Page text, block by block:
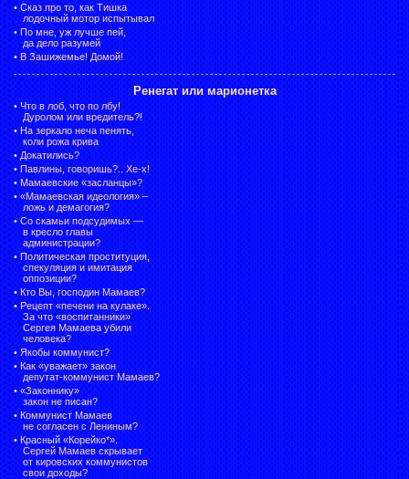
• Сказ про то, как Тишка
лодочный мотор испытывал
• По мне, уж лучше пей,
да дело разумей
• В Зашижемье! Домой!
Ренегат или марионетка
• Что в лоб, что по лбу!
Дуролом или вредитель?!
• На зеркало неча пенять,
коли рожа крива
• Докатились?
• Павлины, говоришь?.. Хе-х!
• Мамаевские «засланцы»?
• «Мамаевская идеология» –
ложь и демагогия?
• Со скамьи подсудимых —
в кресло главы
администрации?
• Политическая проституция,
спекуляция и имитация
оппозиции?
• Кто Вы, господин Мамаев?
• Рецепт «печени на кулаке».
За что «воспитанники»
Сергея Мамаева убили
человека?
• Якобы коммунист?
• Как «уважает» закон
депутат-коммунист Мамаев?
• «Законнику»
закон не писан?
• Коммунист Мамаев
не согласен с Лениным?
• Красный «Корейко*».
Сергей Мамаев скрывает
от кировских коммунистов
свои доходы?